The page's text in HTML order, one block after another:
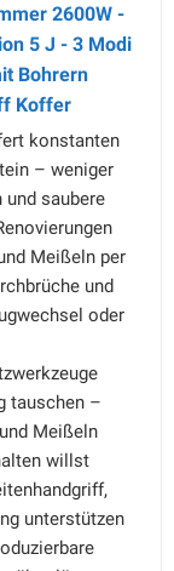
2600W -
5 J - 3 Modi
Bohrern
Koffer
konstanten
– weniger
saubere
Meißeln per
und
oder
tauschen –
Meißeln
willst
unterstützen